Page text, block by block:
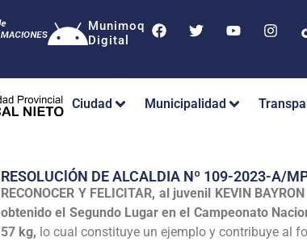
Munimoq
Digital
Ciudad Municipalidad
RESOLUClÓN DE ALCALDIA Nº 109-2023-A/
RECONOCER Y FELICITAR, al juvenil KEVIN
obtenido el Segundo Lugar en el Campeonato
57 kg, lo cual constituye un ejemplo y contribuye al